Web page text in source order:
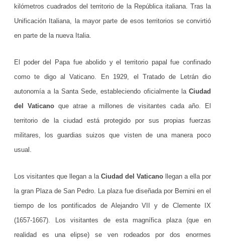
,
c
a
d
e
kilómetros cuadrados del territorio de la República italiana. Tras la
Unificación Italiana, la mayor parte de esos territorios se convirtió
en parte de la nueva Italia.
El poder del Papa fue abolido y el territorio papal fue confinado
como te digo al Vaticano. En 1929, el Tratado de Letrán dio
autonomía a la Santa Sede, estableciendo oficialmente la Ciudad
del Vaticano que atrae a millones de visitantes cada año. El
territorio de la ciudad está protegido por sus propias fuerzas
militares, los guardias suizos que visten de una manera poco
usual.
Los visitantes que llegan a la Ciudad del Vaticano
llegan a ella por
la gran Plaza de San Pedro. La plaza fue diseñada por Bernini en el
tiempo de los pontificados de Alejandro VII y de Clemente IX
(1657-1667). Los visitantes de esta magnífica plaza (que en
realidad es una elipse) se ven rodeados por dos enormes